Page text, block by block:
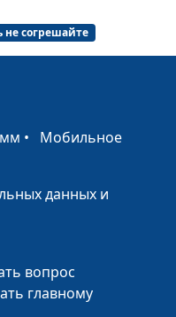
Синицына,
#895
Караченцева,
не согрешайте
• Мобильное
данных и
вопрос
главному